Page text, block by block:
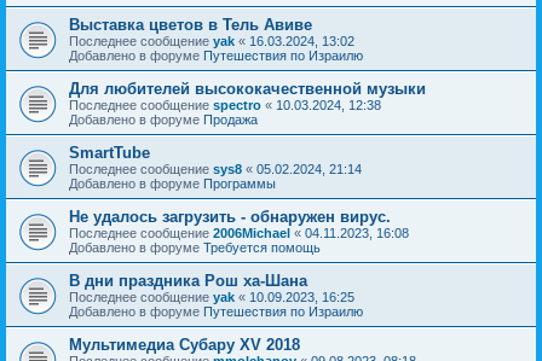
Выставка цветов в Тель Авиве
Последнее сообщение yak « 16.03.2024, 13:02
Добавлено в форуме Путешествия по Израилю
Для любителей высококачественной музыки
Последнее сообщение spectro « 10.03.2024, 12:38
Добавлено в форуме Продажа
SmartTube
Последнее сообщение sys8 « 05.02.2024, 21:14
Добавлено в форуме Программы
Не удалось загрузить - обнаружен вирус.
Последнее сообщение 2006Michael « 04.11.2023, 16:08
Добавлено в форуме Требуется помощь
В дни праздника Рош ха-Шана
Последнее сообщение yak « 10.09.2023, 16:25
Добавлено в форуме Путешествия по Израилю
Мультимедиа Субару XV 2018